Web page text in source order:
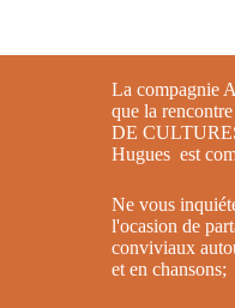
contenu
La compagnie
que la
DE
Hugues est
Ne vous
l'ocasion de
conviviaux
et en chansons;